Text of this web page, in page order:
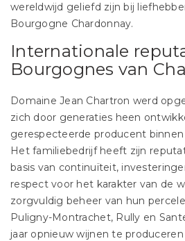
wereldwijd geliefd zijn bij
Bourgogne Chardonnay.
Internationale
Bourgognes van
Domaine Jean Chartron werd
zich door generaties heen
gerespecteerde producent
Het familiebedrijf heeft zijn
basis van continuïteit,
respect voor het karakter van de
zorgvuldig beheer van hun
Puligny-Montrachet, Rully en
jaar opnieuw wijnen te